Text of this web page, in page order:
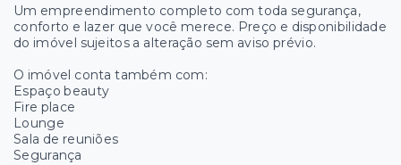
Um empreendimento completo com toda segurança,
conforto e lazer que você merece. Preço e disponibilidade
do imóvel sujeitos a alteração sem aviso prévio.
O imóvel conta também com:
Espaço beauty
Fire place
Lounge
Sala de reuniões
Segurança